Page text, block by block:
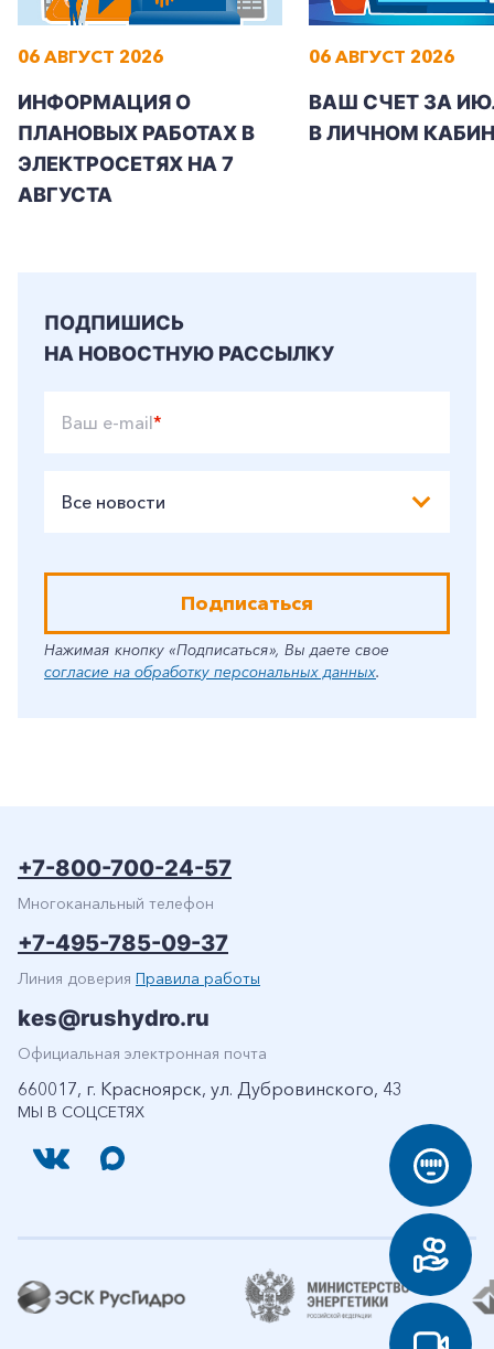
06 АВГУСТ 2026
ИНФОРМАЦИЯ О
ПЛАНОВЫХ РАБОТАХ В
ЭЛЕКТРОСЕТЯХ НА 7
АВГУСТА
06 АВГУСТ 2026
ВАШ СЧЕТ ЗА
В ЛИЧНОМ
ПОДПИШИСЬ
НА НОВОСТНУЮ РАССЫЛКУ
Ваш e-mail*
Все новости
Подписаться
Нажимая кнопку «Подписаться», Вы даете свое
согласие на обработку персональных данных.
МЫ В СОЦСЕТЯХ
+7-800-700-24-57
Многоканальный телефон
+7-495-785-09-37
Линия доверия Правила работы
kes@rushydro.ru
Официальная электронная почта
660017, г. Красноярск, ул. Дубровинского, 43